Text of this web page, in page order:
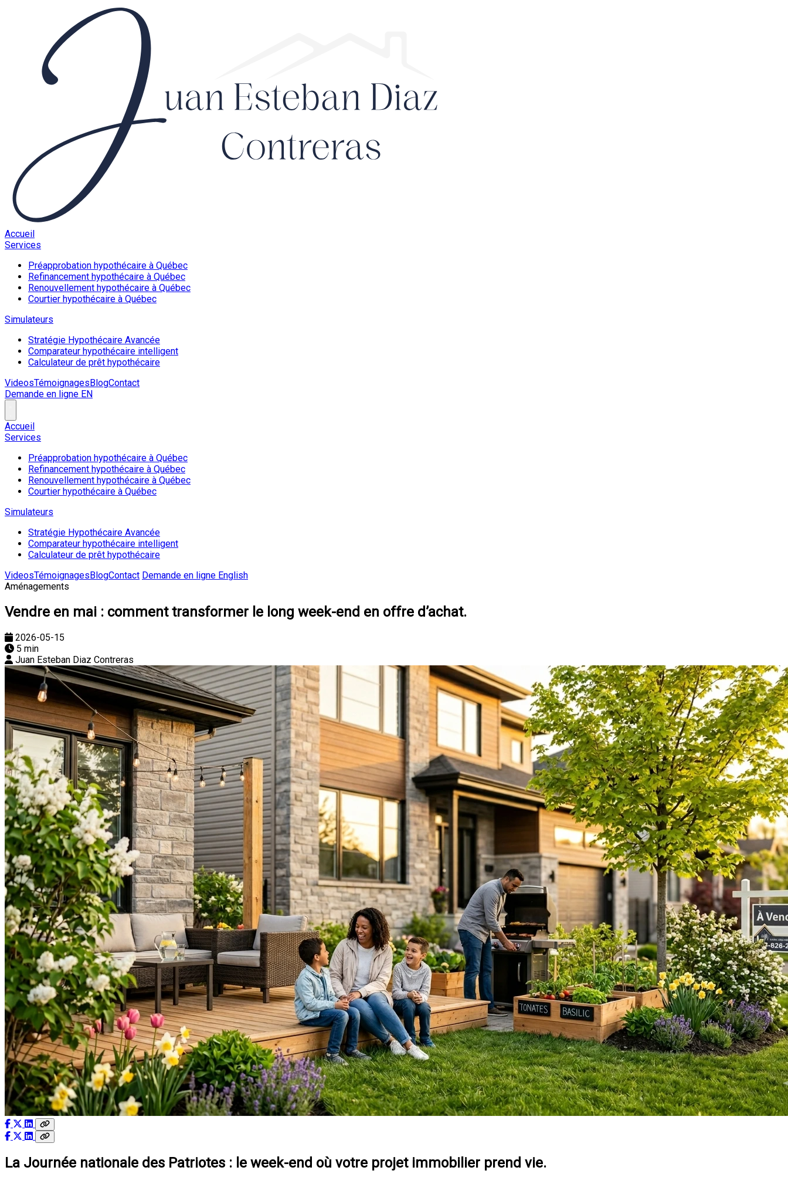
Accueil
Services
Préapprobation hypothécaire à Québec
Refinancement hypothécaire à Québec
Renouvellement hypothécaire à Québec
Courtier hypothécaire à Québec
Simulateurs
Stratégie Hypothécaire Avancée
Comparateur hypothécaire intelligent
Calculateur de prêt hypothécaire
VideosTémoignagesBlogContact
Demande en ligne EN
Accueil
Services
Préapprobation hypothécaire à Québec
Refinancement hypothécaire à Québec
Renouvellement hypothécaire à Québec
Courtier hypothécaire à Québec
Simulateurs
Stratégie Hypothécaire Avancée
Comparateur hypothécaire intelligent
Calculateur de prêt hypothécaire
VideosTémoignagesBlogContact Demande en ligne English
Aménagements
Vendre en mai : comment transformer le long week-end en offre d’achat.
2026-05-15
5 min
Juan Esteban Diaz Contreras
La Journée nationale des Patriotes : le week-end où votre projet immobilier prend vie.